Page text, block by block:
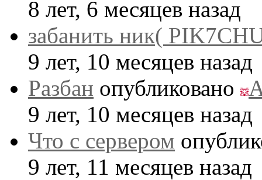
8 лет, 6 месяцев назад
забанить ник(
9 лет, 10 месяцев назад
Разбан опубликовано
9 лет, 10 месяцев назад
Что с сервером
9 лет, 11 месяцев назад